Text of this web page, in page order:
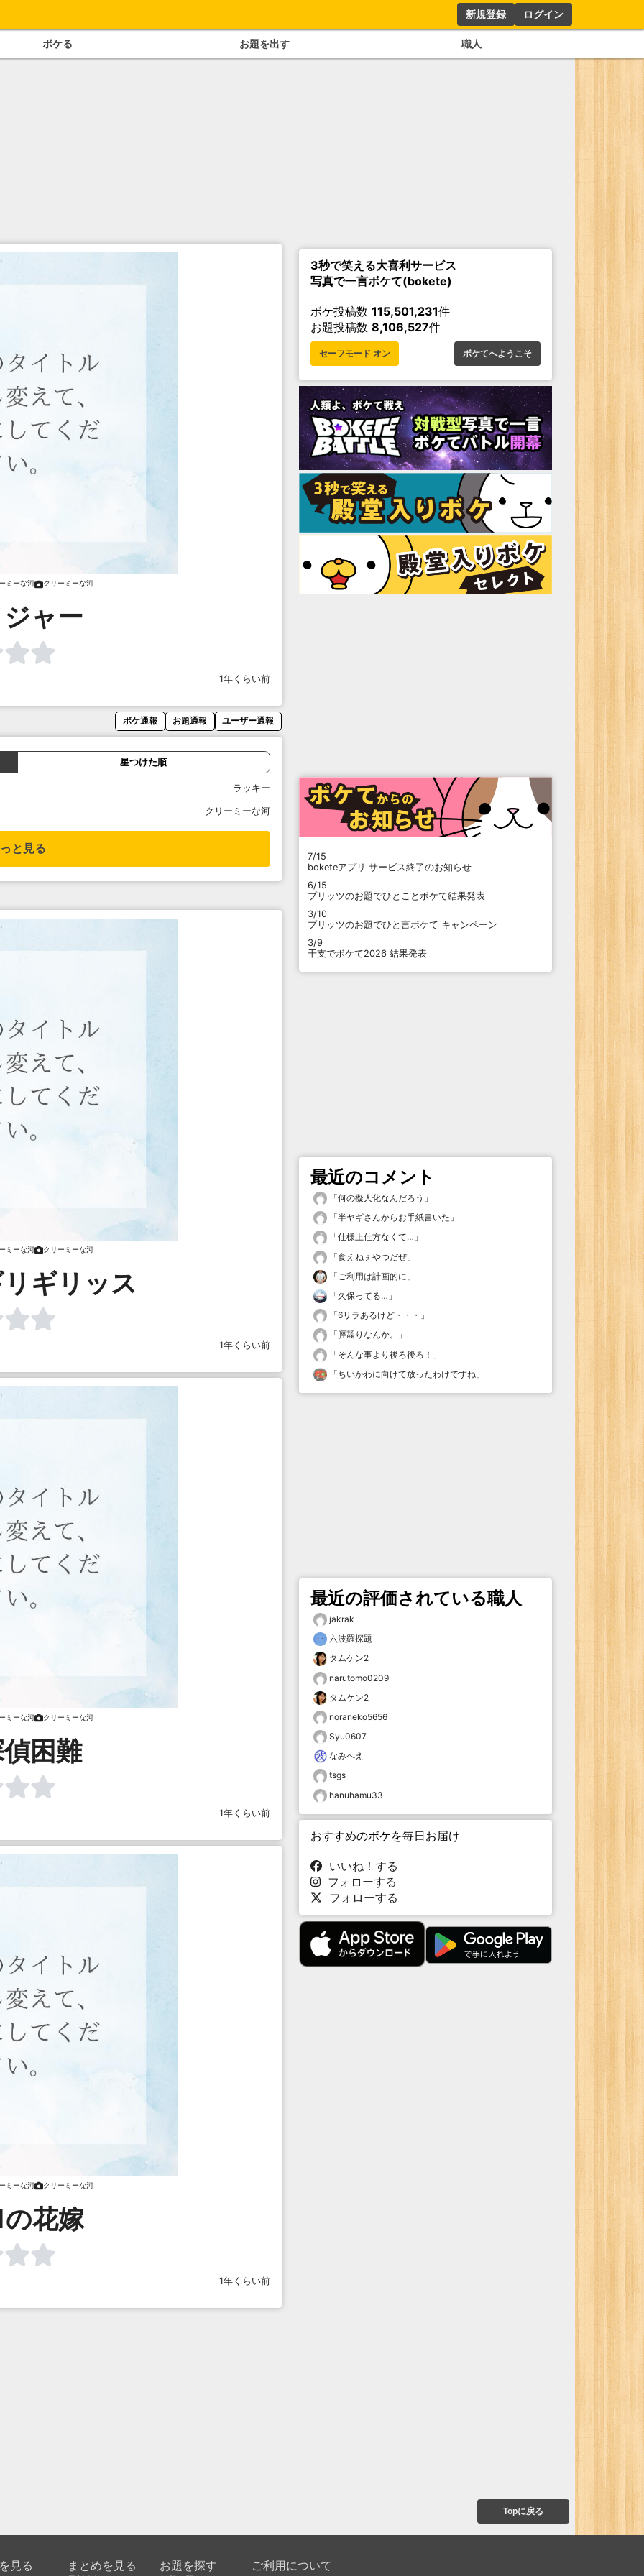
新規登録 ログイン
ボケる お題を出す 職人
ミーな河 クリーミーな河
ャー
1年くらい前
ボケ通報 お題通報 ユーザー通報
星つけた順
ラッキー
クリーミーな河
と見る
ミーな河 クリーミーな河
ギリッス
1年くらい前
ミーな河 クリーミーな河
困難
1年くらい前
ミーな河 クリーミーな河
花嫁
1年くらい前
3秒で笑える大喜利サービス
写真で一言ボケて(bokete)
ボケ投稿数 115,501,231件
お題投稿数 8,106,527件
セーフモード オン ボケてへようこそ
7/15
boketeアプリ サービス終了のお知らせ
6/15
プリッツのお題でひとことボケて結果発表
3/10
プリッツのお題でひと言ボケて キャンペーン
3/9
干支でボケて2026 結果発表
最近のコメント
「何の擬人化なんだろう 」
「半ヤギさんからお手紙書いた 」
「仕様上仕方なくて… 」
「食えねぇやつだぜ」
「 ご利用は計画的に 」
「久保ってる… 」
「6リラあるけど・・・ 」
「脛齧りなんか。
」
「そんな事より後ろ後ろ！ 」
「ちいかわに向けて放ったわけですね 」
最近の評価されている職人
jakrak
六波羅探題
タムケン2
narutomo0209
タムケン2
noraneko5656
Syu0607
なみへえ
tsgs
hanuhamu33
おすすめのボケを毎日お届け
いいね！する
フォローする
フォローする
Topに戻る
見る まとめを見る お題を探す ご利用について